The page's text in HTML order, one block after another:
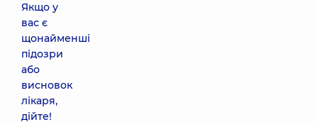
Якщо у
вас є
щонайменші
підозри
або
висновок
лікаря,
дійте!